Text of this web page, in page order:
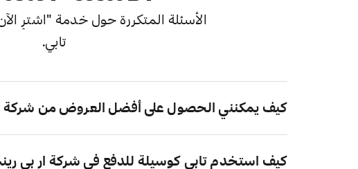
الأسئلة المتكررة حول خدمة "اشترِ
تابي.
كيف يمكنني الحصول على أفضل العروض من شركة ار
كيف استخدم تابي كوسيلة للدفع في شركة ار بي